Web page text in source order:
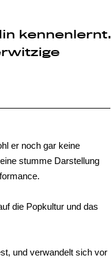
kennenlernt.
er noch gar keine
stumme Darstellung
die Popkultur und das
und verwandelt sich vor